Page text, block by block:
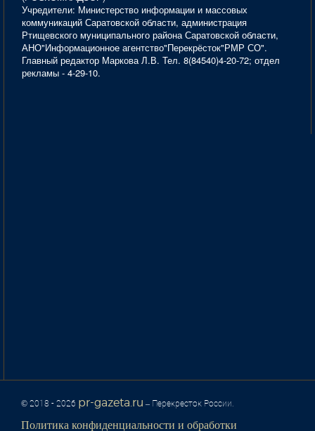
Учредители: Министерство информации и массовых
коммуникаций Саратовской области, администрация
Ртищевского муниципального района Саратовской области,
АНО"Информационное агентство"Перекрёсток"РМР СО".
Главный редактор Маркова Л.В. Тел. 8(84540)4-20-72; отдел
рекламы - 4-29-10.
© 2018 - 2026 pr-gazeta.ru – Перекресток России.
Политика конфиденциальности и обработки